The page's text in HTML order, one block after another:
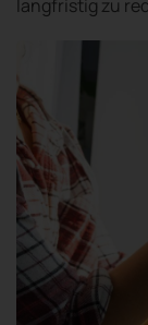
langfristig zu